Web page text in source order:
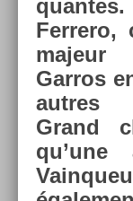
Fer­rero,
Garros
aut­res
Grand
qu’une